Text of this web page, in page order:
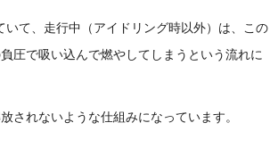
て、走行中（アイドリング時以外）は、この
圧で吸い込んで燃やしてしまうという流れに
されないような仕組みになっています。